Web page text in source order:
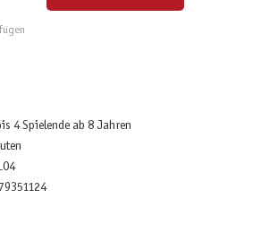
4 Spielende ab 8 Jahren